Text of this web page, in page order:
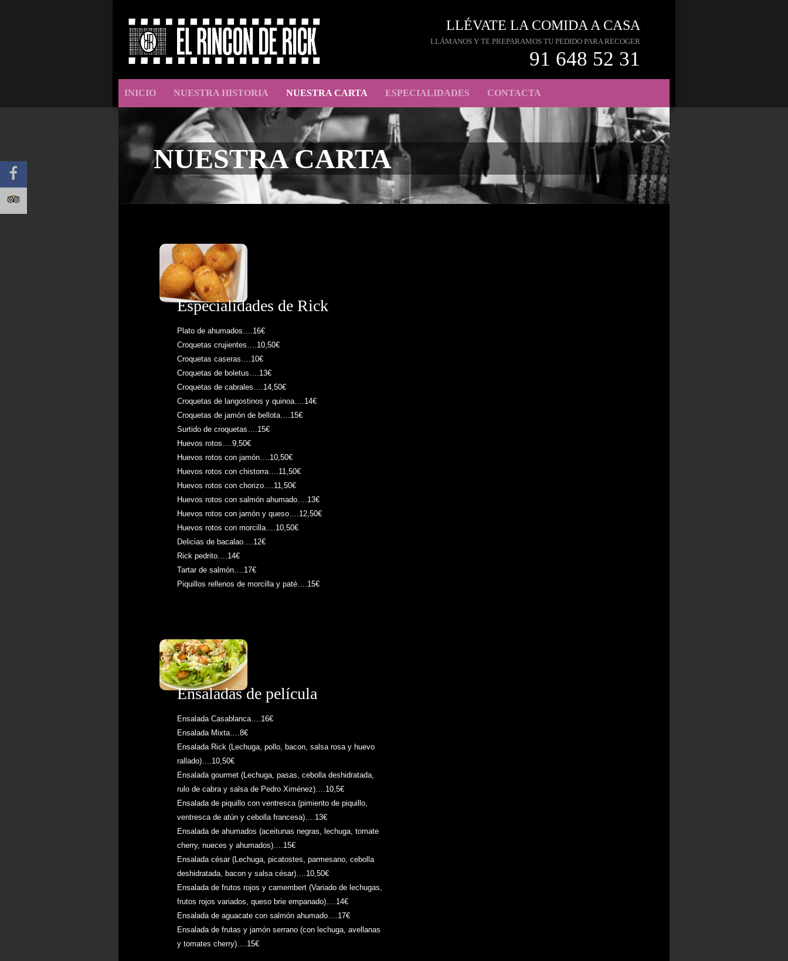
LLÉVATE LA COMIDA A CASA
LLÁMANOS Y TE PREPARAMOS TU PEDIDO PARA RECOGER
91 648 52 31
INICIO NUESTRA HISTORIA NUESTRA CARTA ESPECIALIDADES CONTACTA
NUESTRA CARTA
Especialidades de Rick
Plato de ahumados….16€
Croquetas crujientes….10,50€
Croquetas caseras….10€
Croquetas de boletus….13€
Croquetas de cabrales….14,50€
Croquetas de langostinos y quinoa….14€
Croquetas de jamón de bellota….15€
Surtido de croquetas….15€
Huevos rotos….9,50€
Huevos rotos con jamón….10,50€
Huevos rotos con chistorra….11,50€
Huevos rotos con chorizo….11,50€
Huevos rotos con salmón ahumado….13€
Huevos rotos con jamón y queso….12,50€
Huevos rotos con morcilla….10,50€
Delicias de bacalao….12€
Rick pedrito….14€
Tartar de salmón….17€
Piquillos rellenos de morcilla y paté….15€
Ensaladas de película
Ensalada Casablanca….16€
Ensalada Mixta….8€
Ensalada Rick (Lechuga, pollo, bacon, salsa rosa y huevo
rallado)….10,50€
Ensalada gourmet (Lechuga, pasas, cebolla deshidratada,
rulo de cabra y salsa de Pedro Ximénez)….10,5€
Ensalada de piquillo con ventresca (pimiento de piquillo,
ventresca de atún y cebolla francesa)….13€
Ensalada de ahumados (aceitunas negras, lechuga, tomate
cherry, nueces y ahumados)….15€
Ensalada césar (Lechuga, picatostes, parmesano, cebolla
deshidratada, bacon y salsa césar)….10,50€
Ensalada de frutos rojos y camembert (Variado de lechugas,
frutos rojos variados, queso brie empanado)….14€
Ensalada de aguacate con salmón ahumado….17€
Ensalada de frutas y jamón serrano (con lechuga, avellanas
y tomates cherry)….15€